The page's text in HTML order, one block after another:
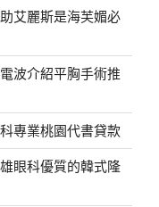
艾麗斯是海芙媚必
波介紹平胸手術推
專業桃園代書貸款
眼科優質的韓式隆